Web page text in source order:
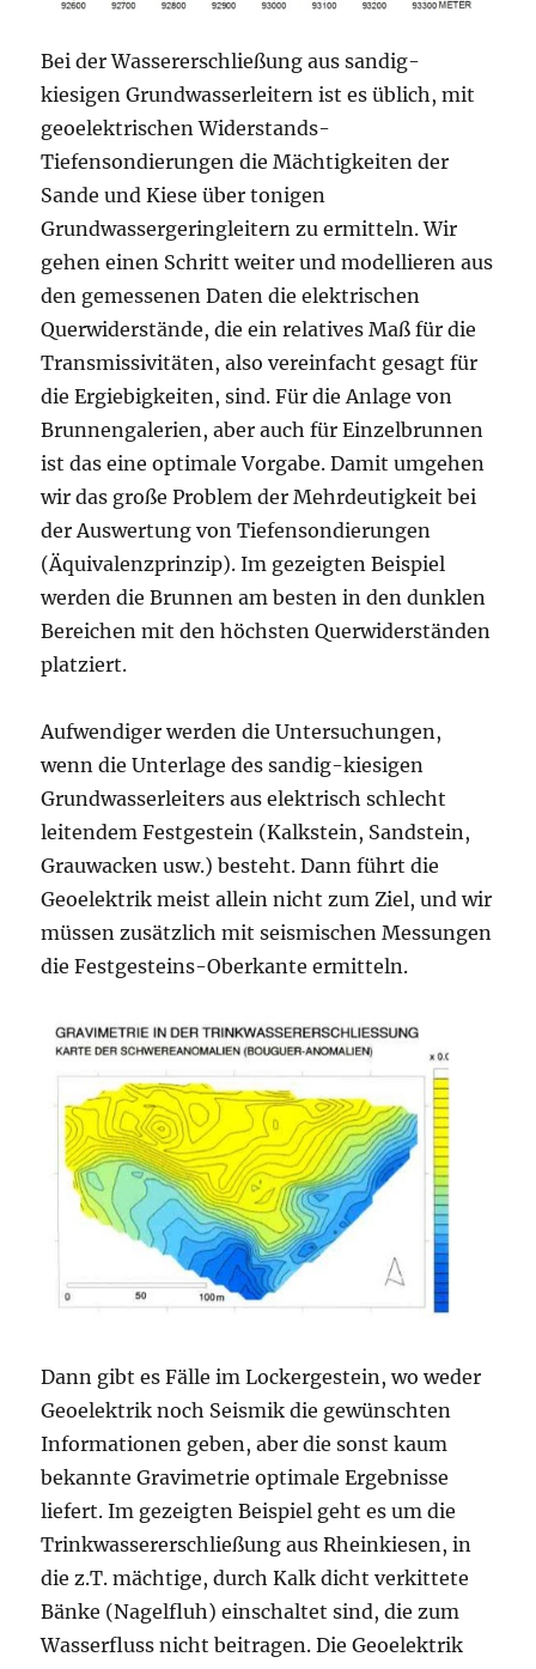
Bei der Wassererschließung aus sandig-
kiesigen Grundwasserleitern ist es üblich, mit
geoelektrischen Widerstands-
Tiefensondierungen die Mächtigkeiten der
Sande und Kiese über tonigen
Grundwassergeringleitern zu ermitteln. Wir
gehen einen Schritt weiter und modellieren aus
den gemessenen Daten die elektrischen
Querwiderstände, die ein relatives Maß für die
Transmissivitäten, also vereinfacht gesagt für
die Ergiebigkeiten, sind. Für die Anlage von
Brunnengalerien, aber auch für Einzelbrunnen
ist das eine optimale Vorgabe. Damit umgehen
wir das große Problem der Mehrdeutigkeit bei
der Auswertung von Tiefensondierungen
(Äquivalenzprinzip). Im gezeigten Beispiel
werden die Brunnen am besten in den dunklen
Bereichen mit den höchsten Querwiderständen
platziert.
Aufwendiger werden die Untersuchungen,
wenn die Unterlage des sandig-kiesigen
Grundwasserleiters aus elektrisch schlecht
leitendem Festgestein (Kalkstein, Sandstein,
Grauwacken usw.) besteht. Dann führt die
Geoelektrik meist allein nicht zum Ziel, und wir
müssen zusätzlich mit seismischen Messungen
die Festgesteins-Oberkante ermitteln.
Dann gibt es Fälle im Lockergestein, wo weder
Geoelektrik noch Seismik die gewünschten
Informationen geben, aber die sonst kaum
bekannte Gravimetrie optimale Ergebnisse
liefert. Im gezeigten Beispiel geht es um die
Trinkwassererschließung aus Rheinkiesen, in
die z.T. mächtige, durch Kalk dicht verkittete
Bänke (Nagelfluh) einschaltet sind, die zum
Wasserfluss nicht beitragen. Die Geoelektrik